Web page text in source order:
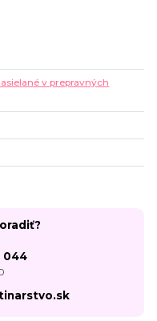
v prepravných
044